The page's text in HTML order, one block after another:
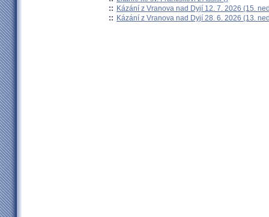
:: Kázání z Vranova nad Dyjí 12. 7. 2026 (15.
:: Kázání z Vranova nad Dyjí 28. 6. 2026 (13.